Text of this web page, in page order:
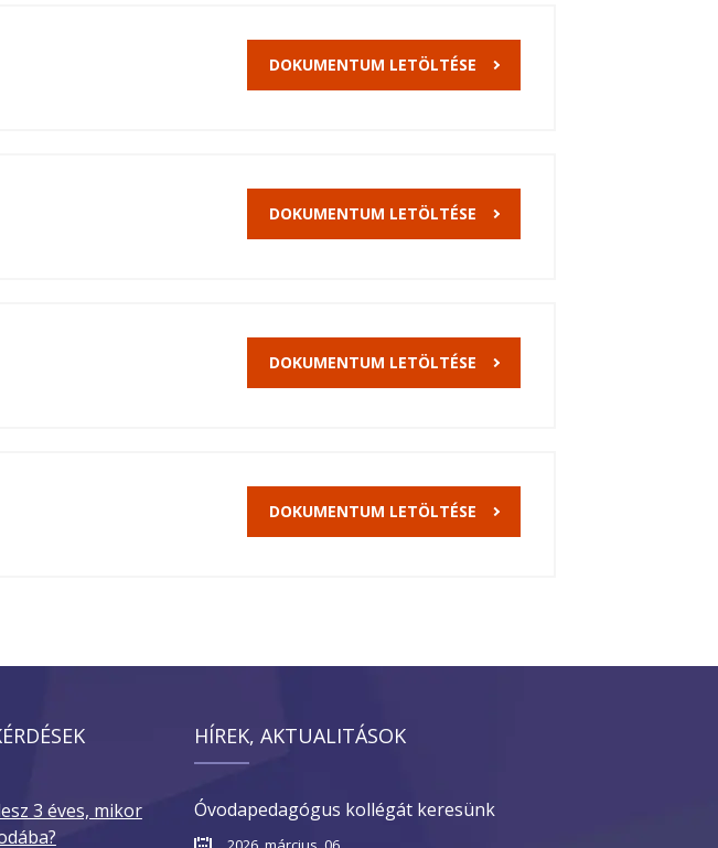
DOKUMENTUM LETÖLTÉSE
DOKUMENTUM LETÖLTÉSE
DOKUMENTUM LETÖLTÉSE
DOKUMENTUM LETÖLTÉSE
3 éves, mikor
HÍREK, AKTUALITÁSOK
Óvodapedagógus kollégát keresünk